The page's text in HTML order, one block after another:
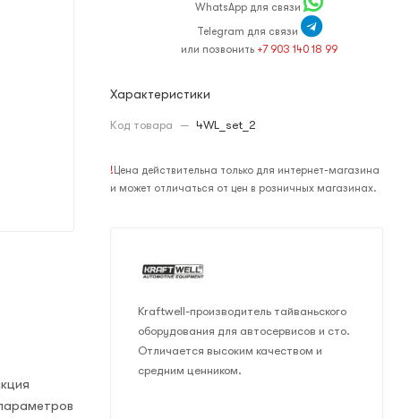
WhatsApp для связи
Telegram для связи
или позвонить +7 903 140 18 99
Характеристики
Код товара — 4WL_set_2
! Цена действительна только для интернет-магазина
и может отличаться от цен в розничных магазинах.
Kraftwell-производитель тайваньского
оборудования для автосервисов и сто.
Отличается высоким качеством и
средним ценником.